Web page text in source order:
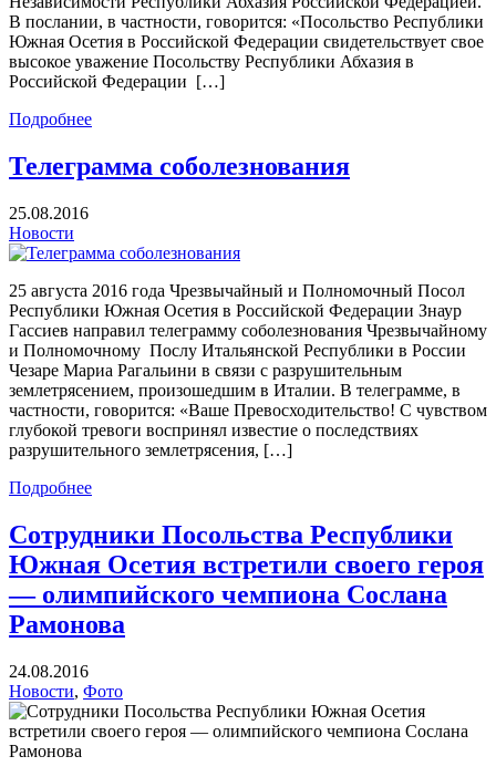
В послании, в частности, говорится: «Посольство Республики
Южная Осетия в Российской Федерации свидетельствует свое
высокое уважение Посольству Республики Абхазия в
Российской Федерации […]
Подробнее
Телеграмма соболезнования
25.08.2016
Новости
25 августа 2016 года Чрезвычайный и Полномочный Посол
Республики Южная Осетия в Российской Федерации Знаур
Гассиев направил телеграмму соболезнования Чрезвычайному
и Полномочному Послу Итальянской Республики в России
Чезаре Мариа Рагальини в связи с разрушительным
землетрясением, произошедшим в Италии. В телеграмме, в
частности, говорится: «Ваше Превосходительство! С чувством
глубокой тревоги воспринял известие о последствиях
разрушительного землетрясения, […]
Подробнее
Сотрудники Посольства Республики
Южная Осетия встретили своего героя
— олимпийского чемпиона Сослана
Рамонова
24.08.2016
Новости, Фото